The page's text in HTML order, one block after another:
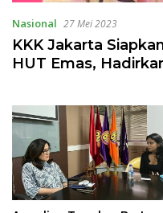
Nasional 27 Mei 2023
KKK Jakarta
HUT Emas,